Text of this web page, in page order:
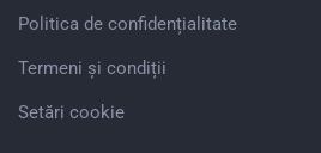
Politica de confidențialitate
Termeni și condiții
Setări cookie